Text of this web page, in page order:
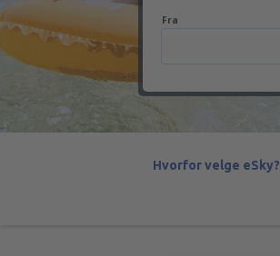
Fra
Hvorfor velge eSky?